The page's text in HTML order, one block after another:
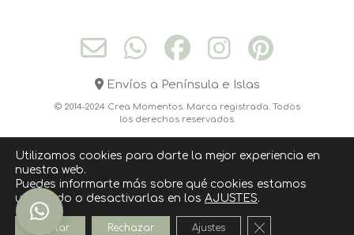
Envíos a Península e Islas
© 2014-2024 Crea Momentos. Marca registrada. Todos
los derechos reservados.
CONÓCEME CONTACTO
CÓMO COMPRAR
POLITICA DE COOKIES
AVISO LEGAL
POLÍTICA DE PRIVACIDAD
Utilizamos cookies para darte la mejor experiencia en
nuestra web.
Puedes informarte más sobre qué cookies estamos
utilizando o desactivarlas en los AJUSTES.
Aceptar Rechazar Ajustes Cerrar el banner